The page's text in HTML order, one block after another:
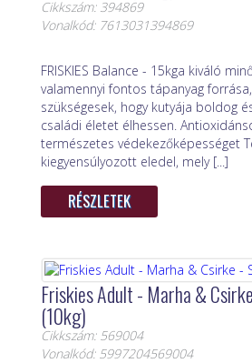
Cikkszám: 394869
Vonalkód: 7613031394869
FRISKIES Balance - 15kga kiváló
valamennyi fontos tápanyag
szükségesek, hogy kutyája boldog
családi életet élhessen.
természetes védekezőképességet
kiegyensúlyozott eledel, mely [...]
RÉSZLETEK
Friskies Adult - Marha &
(10kg)
Cikkszám: 569004
Vonalkód: 5997204569004